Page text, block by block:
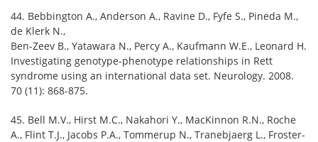
44. Bebbington A., Anderson A., Ravine D., Fyfe S., Pineda M.,
de Klerk N.,
Ben-Zeev B., Yatawara N., Percy A., Kaufmann W.E., Leonard H.
Investigating genotype-phenotype relationships in Rett
syndrome using an international data set. Neurology. 2008.
70 (11): 868-875.
45. Bell M.V., Hirst M.C., Nakahori Y., MacKinnon R.N., Roche
A., Flint T.J., Jacobs P.A., Tommerup N., Tranebjaerg L., Froster-